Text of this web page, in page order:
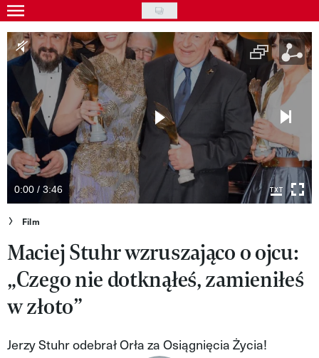
Skip
to
main
content
Gwiazdy
Ludzie
Moda
Uroda
Styl życia
Kultura
Wideo
Nasze akcje
VIVA!ART
VIVA!MODA
0:00 / 3:46
Film
Maciej Stuhr wzruszająco o ojcu:
„Czego nie dotknąłeś, zamieniłeś
w złoto”
Jerzy Stuhr odebrał Orła za Osiągnięcia Życia!